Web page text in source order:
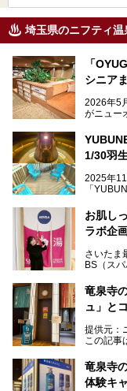
埼玉県のニフティ温
「
シニア
2026年5
がニュー
メインと
種類のリ
てきまし
1/30羽
2025年
「
今年の4
（ユブネ
湯舞音ら
ウナ"施
ど、ユニ
オープ
紹介しち
お肌し
ラボ企
さいたま
BS（ス
読者モデ
スパ大好
提供元：
この記事
竜泉寺
ュ」と
提供元：
この記事
ーーー
注目のボ
竜泉寺
体験キ